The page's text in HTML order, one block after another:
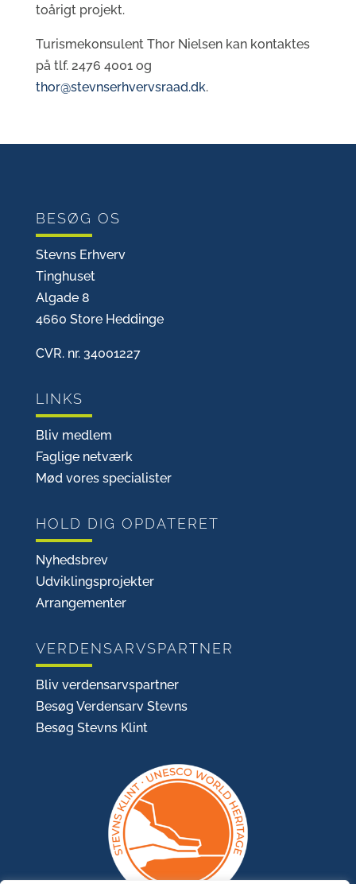
toårigt projekt.
Turismekonsulent Thor Nielsen kan kontaktes
på tlf. 2476 4001 og
thor@stevnserhvervsraad.dk.
BESØG OS
Stevns Erhverv
Tinghuset
Algade 8
4660 Store Heddinge
CVR. nr. 34001227
LINKS
Bliv medlem
Faglige netværk
Mød vores specialister
HOLD DIG OPDATERET
Nyhedsbrev
Udviklingsprojekter
Arrangementer
VERDENSARVSPARTNER
Bliv verdensarvspartner
Besøg Verdensarv Stevns
Besøg Stevns Klint